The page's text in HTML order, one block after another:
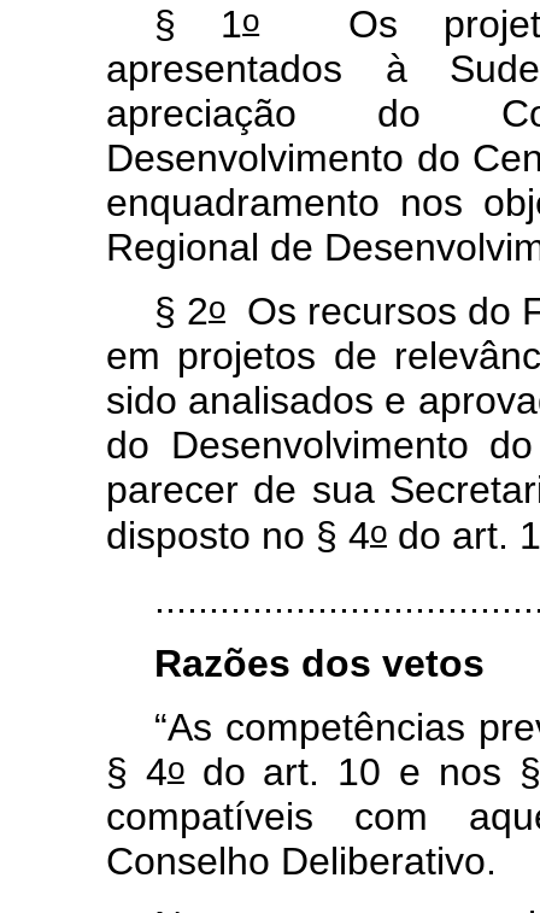
§ 1oOs
apresentados à
apreciação do
Desenvolvimento do
enquadramento nos
Regional de
§ 2o Os recursos do
em projetos de
sido analisados e
do Desenvolvimento
parecer de sua
disposto no § 4o do art.
Razões dos vetos
“As competências
§ 4odo art. 10 e nos
compatíveis com
Conselho Deliberativo.